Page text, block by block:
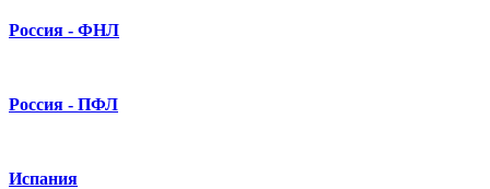
Россия - ФНЛ
Россия - ПФЛ
Испания